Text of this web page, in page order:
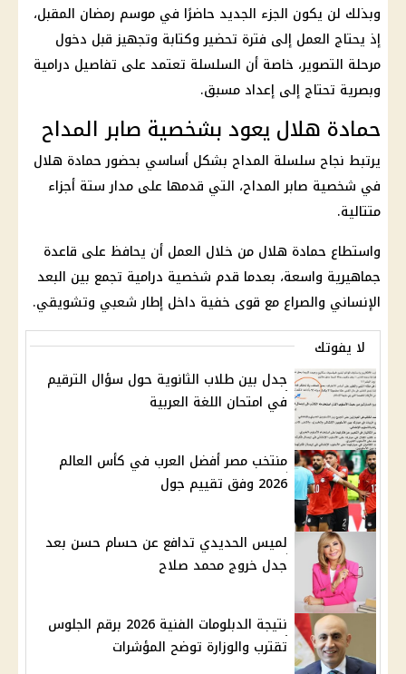
وبذلك لن يكون الجزء الجديد حاضرًا في موسم رمضان المقبل،
إذ يحتاج العمل إلى فترة تحضير وكتابة وتجهيز قبل دخول
مرحلة التصوير، خاصة أن السلسلة تعتمد على تفاصيل درامية
وبصرية تحتاج إلى إعداد مسبق.
حمادة هلال يعود بشخصية صابر المداح
يرتبط نجاح سلسلة المداح بشكل أساسي بحضور حمادة هلال
في شخصية صابر المداح، التي قدمها على مدار ستة أجزاء
متتالية.
واستطاع حمادة هلال من خلال العمل أن يحافظ على قاعدة
جماهيرية واسعة، بعدما قدم شخصية درامية تجمع بين البعد
الإنساني والصراع مع قوى خفية داخل إطار شعبي وتشويقي.
لا يفوتك
جدل بين طلاب الثانوية حول سؤال الترقيم
في امتحان اللغة العربية
منتخب مصر أفضل العرب في كأس العالم
2026 وفق تقييم جول
لميس الحديدي تدافع عن حسام حسن بعد
جدل خروج محمد صلاح
نتيجة الدبلومات الفنية 2026 برقم الجلوس
تقترب والوزارة توضح المؤشرات